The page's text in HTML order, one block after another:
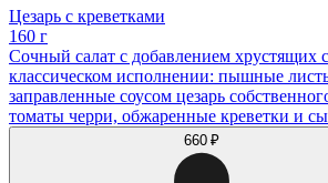
Цезарь с креветками
160 г
Сочный салат с добавлением хрустящих
классическом исполнении: пышные
заправленные соусом цезарь
томаты черри, обжаренные креветки и
660 ₽